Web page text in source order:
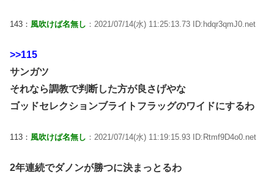
143： 風吹けば名無し ：2021/07/14(水) 11:25:13.73 ID:hdqr3qmJ0.net
>>115
サンガツ
それなら調教で判断した方が良さげやな
ゴッドセレクションブライトフラッグのワイドにするわ
113： 風吹けば名無し ：2021/07/14(水) 11:19:15.93 ID:Rtmf9D4o0.net
2年連続でダノンが勝つに決まっとるわ